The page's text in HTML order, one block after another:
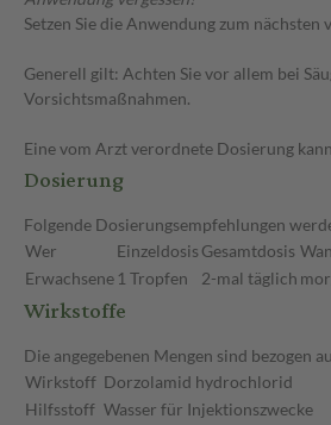
Setzen Sie die Anwendung zum
Generell gilt: Achten Sie vor allem bei
Vorsichtsmaßnahmen.
Eine vom Arzt verordnete Dosierung
Dosierung
Folgende Dosierungsempfehlungen
Wer
Einzeldosis Gesamtdosis
Erwachsene 1 Tropfen 2-mal täglich
Wirkstoffe
Die angegebenen Mengen sind bezogen
Wirkstoff Dorzolamid hydrochlorid
Hilfsstoff Wasser für Injektionszwecke